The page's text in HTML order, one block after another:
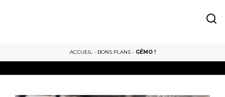
ACCUEIL- BONS PLANS- GÉMO !